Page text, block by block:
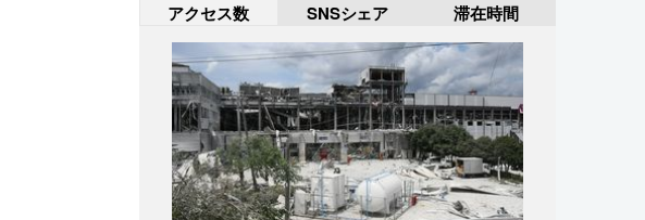
アクセス数 SNSシェア 滞在時間